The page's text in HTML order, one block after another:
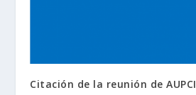
Citación de la reunión de AUPCI